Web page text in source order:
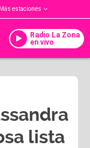
Más estaciones
Radio La Zona
en vivo
lista